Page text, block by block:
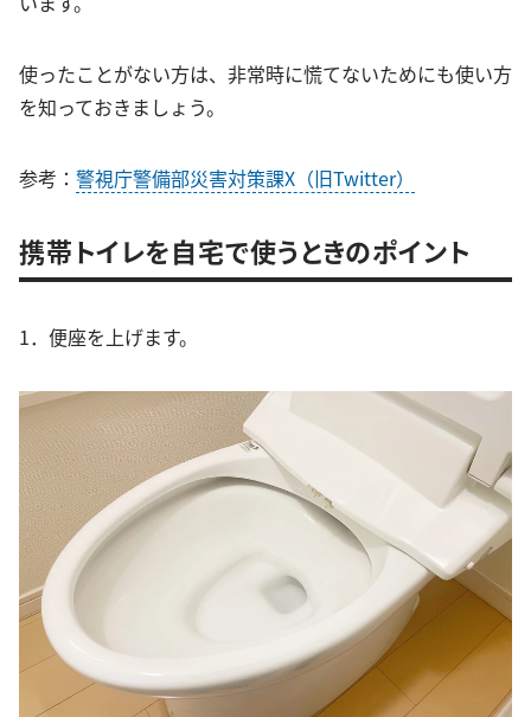
使ったことがない方は、非常時に慌てないためにも使い方
を知っておきましょう。
参考： 警視庁警備部災害対策課X（旧Twitter）
携帯トイレを自宅で使うときのポイント
1．便座を上げます。